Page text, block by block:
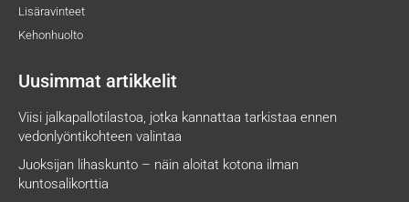
Lisäravinteet
Kehonhuolto
Uusimmat artikkelit
Viisi jalkapallotilastoa, jotka kannattaa tarkistaa ennen
vedonlyöntikohteen valintaa
Juoksijan lihaskunto – näin aloitat kotona ilman
kuntosalikorttia